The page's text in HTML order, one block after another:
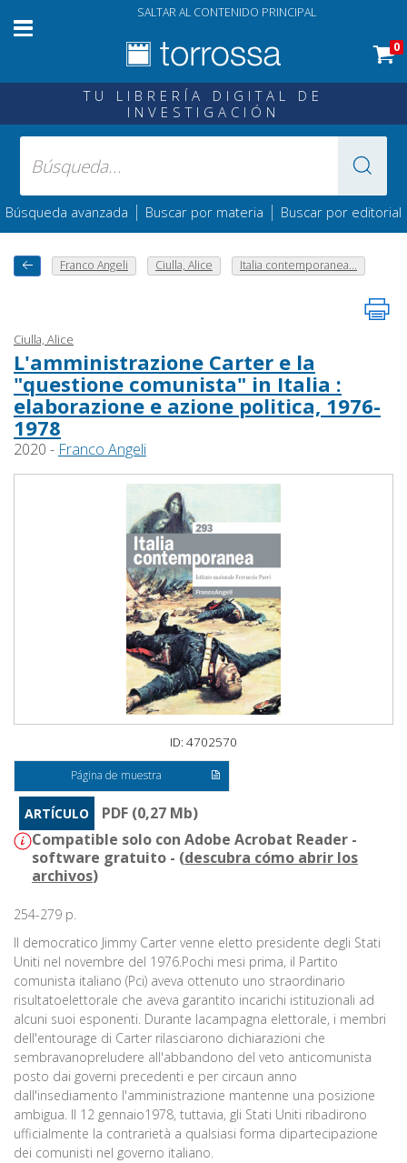
SALTAR AL CONTENIDO PRINCIPAL
0
TU LIBRERÍA DIGITAL DE
INVESTIGACIÓN
Búsqueda avanzada | Buscar por materia | Buscar por editorial
Franco Angeli Ciulla, Alice Italia contemporanea...
Ciulla, Alice
L'amministrazione Carter e la
"questione comunista" in Italia :
elaborazione e azione politica, 1976-
1978
2020 - Franco Angeli
ID: 4702570
Página de muestra
ARTÍCULO
PDF (0,27 Mb)
Compatible solo con Adobe Acrobat Reader -
software gratuito - (descubra cómo abrir los
archivos)
254-279 p.
Il democratico Jimmy Carter venne eletto presidente degli Stati
Uniti nel novembre del 1976.Pochi mesi prima, il Partito
comunista italiano (Pci) aveva ottenuto uno straordinario
risultatoelettorale che aveva garantito incarichi istituzionali ad
alcuni suoi esponenti. Durante lacampagna elettorale, i membri
dell'entourage di Carter rilasciarono dichiarazioni che
sembravanopreludere all'abbandono del veto anticomunista
posto dai governi precedenti e per circaun anno
dall'insediamento l'amministrazione mantenne una posizione
ambigua. Il 12 gennaio1978, tuttavia, gli Stati Uniti ribadirono
ufficialmente la contrarietà a qualsiasi forma dipartecipazione
dei comunisti nel governo italiano.